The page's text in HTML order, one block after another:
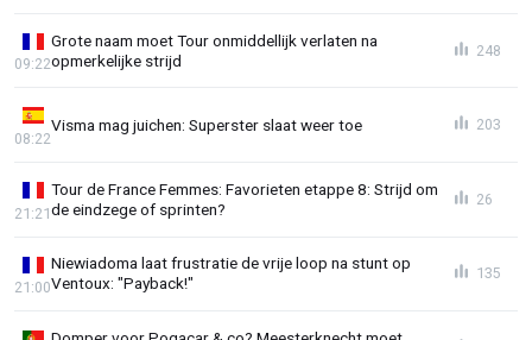
Grote naam moet Tour onmiddellijk verlaten na
opmerkelijke strijd
09:22
248
Visma mag juichen: Superster slaat weer toe
08:22
203
Tour de France Femmes: Favorieten etappe 8: Strijd om
de eindzege of sprinten?
21:21
26
Niewiadoma laat frustratie de vrije loop na stunt op
Ventoux: "Payback!"
21:00
135